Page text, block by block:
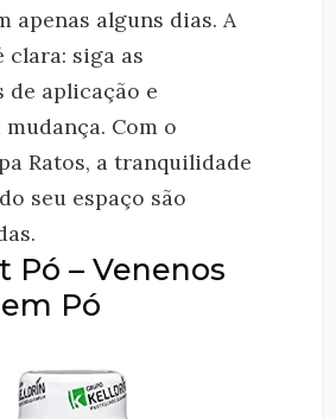
apenas alguns dias. A
clara: siga as
de aplicação e
Com o
Ratos, a tranquilidade
seu espaço são
Pó – Venenos
Pó